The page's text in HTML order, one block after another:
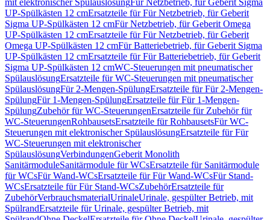
mit elektronischer SpülauslösungFür Netzbetrieb, für Geberit Sigma
UP-Spülkästen 12 cmErsatzteile für Für Netzbetrieb, für Geberit
Sigma UP-Spülkästen 12 cmFür Netzbetrieb, für Geberit Omega
UP-Spülkästen 12 cmErsatzteile für Für Netzbetrieb, für Geberit
Omega UP-Spülkästen 12 cmFür Batteriebetrieb, für Geberit Sigma
UP-Spülkästen 12 cmErsatzteile für Für Batteriebetrieb, für Geberit
Sigma UP-Spülkästen 12 cmWC-Steuerungen mit pneumatischer
SpülauslösungErsatzteile für WC-Steuerungen mit pneumatischer
SpülauslösungFür 2-Mengen-SpülungErsatzteile für Für 2-Mengen-
SpülungFür 1-Mengen-SpülungErsatzteile für Für 1-Mengen-
SpülungZubehör für WC-SteuerungenErsatzteile für Zubehör für
WC-SteuerungenRohbausetsErsatzteile für RohbausetsFür WC-
Steuerungen mit elektronischer SpülauslösungErsatzteile für Für
WC-Steuerungen mit elektronischer
SpülauslösungVerbindungenGeberit Monolith
SanitärmoduleSanitärmodule für WCsErsatzteile für Sanitärmodule
für WCsFür Wand-WCsErsatzteile für Für Wand-WCsFür Stand-
WCsErsatzteile für Für Stand-WCsZubehörErsatzteile für
ZubehörVerbrauchsmaterialUrinaleUrinale, gespülter Betrieb, mit
SpülrandErsatzteile für Urinale, gespülter Betrieb, mit